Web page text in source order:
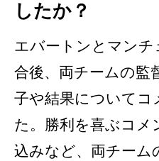
したか？
エバートンとマン
合後、両チームの監
子や結果についてコ
た。勝利を喜ぶコメ
込みなど、両チーム